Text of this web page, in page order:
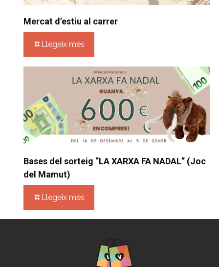
Mercat d’estiu al carrer
Llegeix més
Bases del sorteig “LA XARXA FA NADAL” (Joc
del Mamut)
Llegeix més